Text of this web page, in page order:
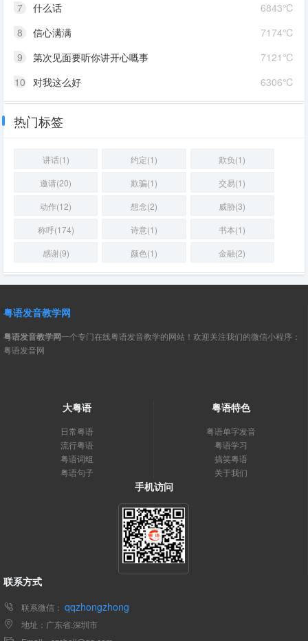
6843℃
7
什么话
7174℃
8
信心满满
7121℃
9
第次见面要听你讲开心嘅事
6306℃
10 对我这么好
热门标签
讲话(1) 约定(1)
欺负(1)
邀请(20)
欺骗(1)
交易(1)
动作(12)
想念(2)
威胁(3)
称呼(174)
诗意(1)
书本(1)
感谢(9)
颜色(1) 金融(2)
粤语发音教学网
粤语发音教学网一个专门在线粤语发音教学的网站！欢迎关注我们的微信小程序：
粤语发音网
大粤语
日常粤语
流行粤语
粤语词组
粤语句子
粤语特色
粤语单字发音
粤语学习
搞笑粤语
关于我们
手机访问
联系方式
联系微信： qqzhongzhong
地址：广东省.深圳市